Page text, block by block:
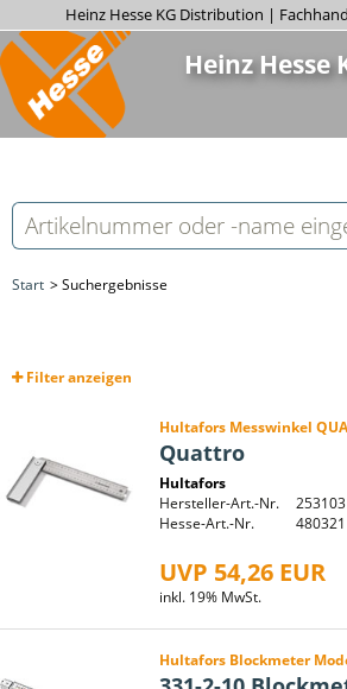
Heinz Hesse KG Distribution |
Heinz
Start Suchergebnisse
Filteranzeigen
Hultafors Messwinkel
Quattro
Hultafors
Hersteller-Art.-Nr.
253103
Hesse-Art.-Nr.
480321
UVP 54,26 EUR
inkl. 19% MwSt.
Hultafors Blockmeter